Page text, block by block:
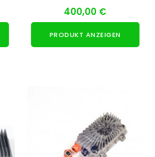
400,00 €
PRODUKT ANZEIGEN